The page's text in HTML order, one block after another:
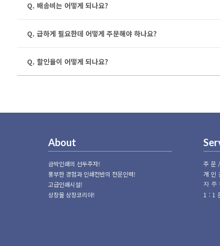
Q. 배송비는 어떻게 되나요?
Q. 급하게 필요한데 어떻게 주문해야 하나요?
Q. 할인율이 어떻게 되나요?
About
금박인쇄의 선두주자!
풍부한 경험과 인쇄전반의 전문인력!
고급인쇄시설!
상장몰 상장코리아!
주
개인
자
1:1